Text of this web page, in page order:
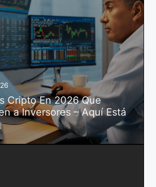
Cripto En 2026 Que
a Inversores – Aquí Está